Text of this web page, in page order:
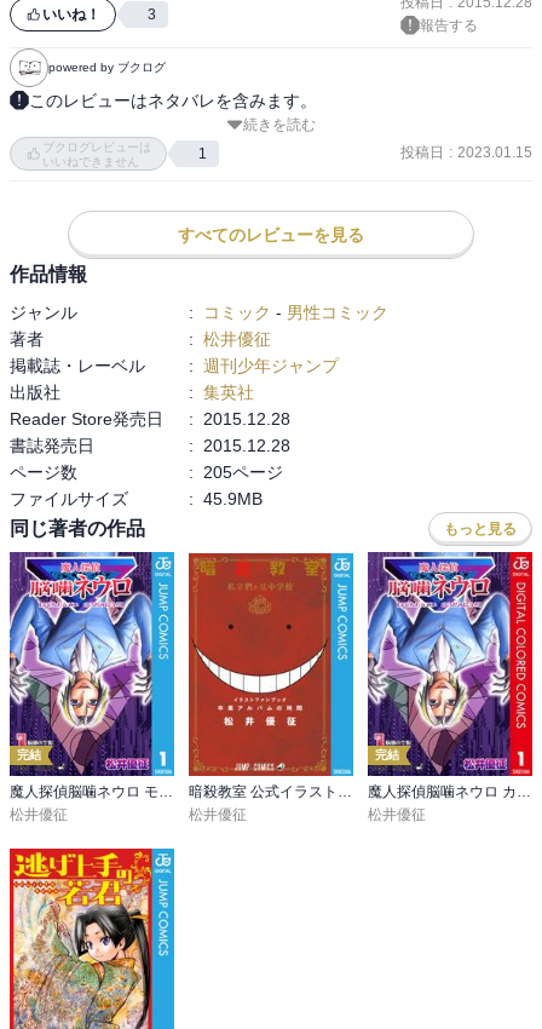
いいね！ 3
報告する
powered by ブクログ
このレビューはネタバレを含みます。
激昂。殺せんせーの真実を知り分裂するE組。いわゆる紅白戦、開
幕！渚(助ける軍)vsカルマ(殺す軍)！渚とカルマ含め各々が磨きあげ
開始直後の超長距離スナイプからのオンライン戦争経験者によるお
返し。狭間からの偵察。四次元的スピード対決。トラップ。銃撃
戦。広範囲狙撃に対抗する奇跡の射撃。近接戦。背後からの攻めを
互いのエースが仕留める。残すは戦闘の天才と暗殺の天才。一対
一。ある意味因縁の対決。お互い手の内は知られているけれども出
し惜しみなし。本気の喧嘩。燃える展開。そして仲直りの決着。青
春だね～これも結局殺せんせーの掌の上。女子二人に押さえられる
渚がカワイイ(笑)
触手語録がヤバい(笑)違和感無さすぎ(笑)
続きを読む
ブクログレビューは
いいねできません
1 投稿日 : 2023.01.15
すべてのレビューを見る
作品情報
ジャンル : コミック - 男性コミック
著者
: 松井優征
掲載誌・レーベル
: 週刊少年ジャンプ
出版社
: 集英社
Reader Store発売日
:
2015.12.28
書誌発売日
:
2015.12.28
ページ数
:
205ページ
ファイルサイズ
: 45.9MB
同じ著者の作品 もっと見る
完結
魔人探偵脳噛ネウロ モノクロ版
松井優征
暗殺教室 公式イラストファンブック 卒業アルバムの時間
松井優征
完結
魔人探偵脳噛ネウロ カラー版
松井優征